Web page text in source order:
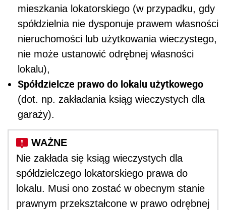
mieszkania lokatorskiego (w przypadku, gdy
spółdzielnia nie dysponuje prawem własności
nieruchomości lub użytkowania wieczystego,
nie może ustanowić odrębnej własności
lokalu),
Spółdzielcze prawo do lokalu użytkowego
(dot. np. zakładania ksiąg wieczystych dla
garaży).
Nie zakłada się ksiąg wieczystych dla
spółdzielczego lokatorskiego prawa do
lokalu. Musi ono zostać w obecnym stanie
prawnym przekształcone w prawo odrębnej